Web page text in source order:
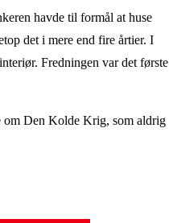
havde til formål at huse
det i mere end fire årtier. I
Fredningen var det første
om Den Kolde Krig, som aldrig